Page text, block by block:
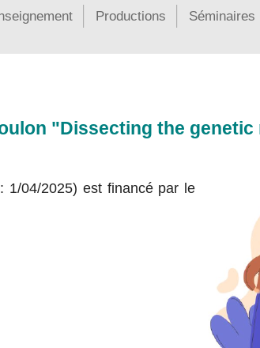
Productions Séminaires
"Dissecting the
1/04/2025) est financé par le